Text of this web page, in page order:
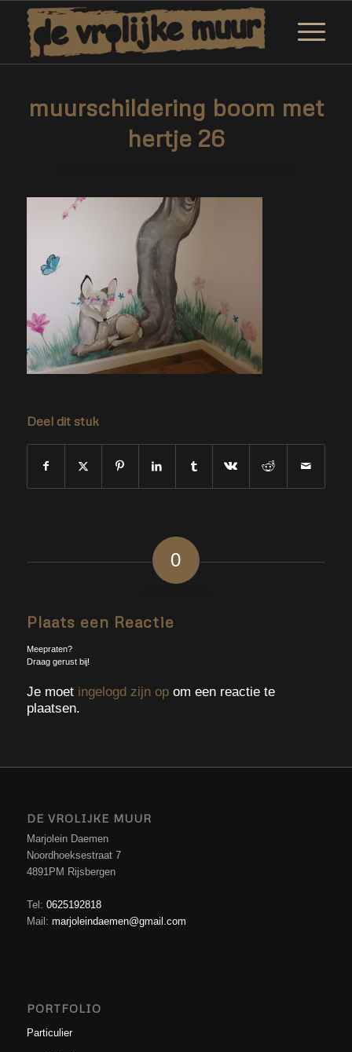
muurschildering boom met
hertje 26
Deel dit stuk
0
Plaats een Reactie
Meepraten?
Draag gerust bij!
Je moet ingelogd zijn opom een reactie te
plaatsen.
DE VROLIJKE MUUR
Marjolein Daemen
Noordhoeksestraat 7
4891PM Rijsbergen
Tel: 0625192818
Mail: marjoleindaemen@gmail.com
PORTFOLIO
Particulier